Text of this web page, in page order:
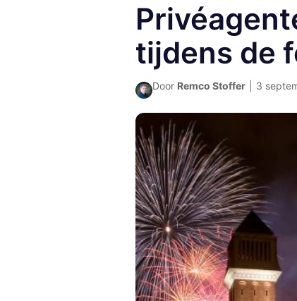
tijdens de
Door Remco Stoffer 3